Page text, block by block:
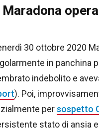
Maradona
30 ottobre 2020
in panchina
indebolito e
). Poi,
persospetto
stato di ansia